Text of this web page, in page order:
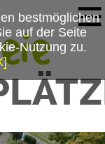
bestmöglichen
auf der Seite
Nutzung zu.